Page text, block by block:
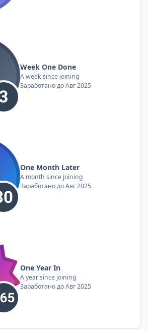
Week One Done
A week since joining
Заработано до Авг 2025
One Month Later
A month since joining
Заработано до Авг 2025
One Year In
A year since joining
Заработано до Авг 2025